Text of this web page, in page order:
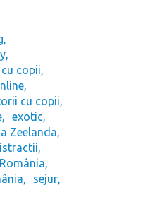
copii
cu copii
exotic
Zeelanda
sejur